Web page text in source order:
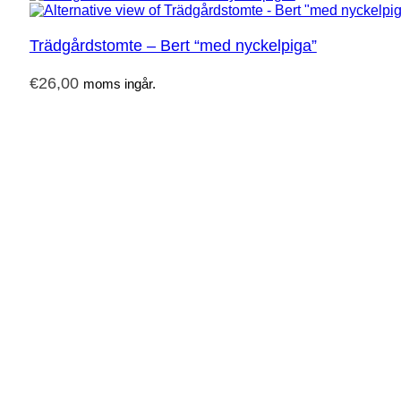
Trädgårdstomte – Bert “med nyckelpiga”
€26,00 moms ingår.